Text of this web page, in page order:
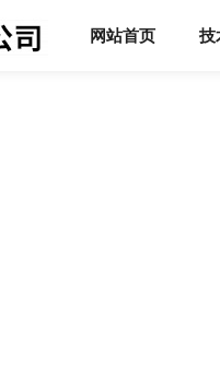
网站首页 技